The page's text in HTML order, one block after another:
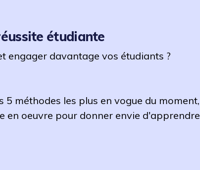
étudiante
engager davantage vos étudiants ?
5 méthodes les plus en vogue du moment,
en oeuvre pour donner envie d'apprendre